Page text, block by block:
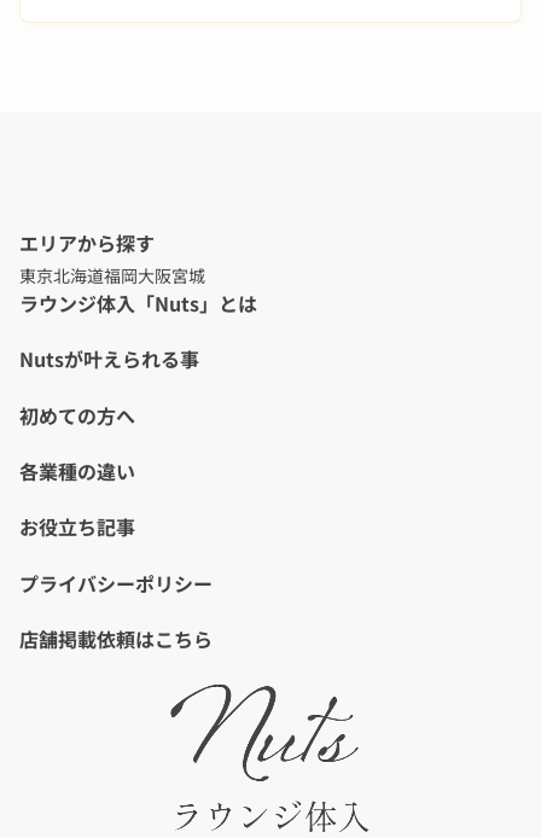
エリアから探す
東京北海道福岡大阪宮城
ラウンジ体入「Nuts」とは
Nutsが叶えられる事
初めての方へ
各業種の違い
お役立ち記事
プライバシーポリシー
店舗掲載依頼はこちら